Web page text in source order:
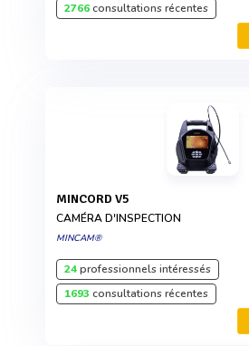
2766consultations récentes
MINCORD V5
CAMÉRA D'INSPECTION
MINCAM®
24professionnels intéressés
1693 consultations récentes